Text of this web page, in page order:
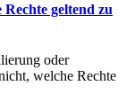
geltend zu
oder
welche Rechte